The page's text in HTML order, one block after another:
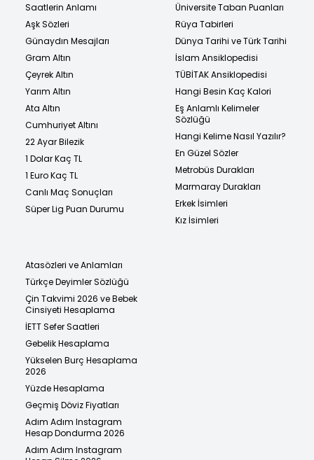
Saatlerin Anlamı
Aşk Sözleri
Günaydın Mesajları
Gram Altın
Çeyrek Altın
Yarım Altın
Ata Altın
Cumhuriyet Altını
22 Ayar Bilezik
1 Dolar Kaç TL
1 Euro Kaç TL
Canlı Maç Sonuçları
Süper Lig Puan Durumu
Üniversite Taban Puanları
Rüya Tabirleri
Dünya Tarihi ve Türk Tarihi
İslam Ansiklopedisi
TÜBİTAK Ansiklopedisi
Hangi Besin Kaç Kalori
Eş Anlamlı Kelimeler
Sözlüğü
Hangi Kelime Nasıl Yazılır?
En Güzel Sözler
Metrobüs Durakları
Marmaray Durakları
Erkek İsimleri
Kız İsimleri
Atasözleri ve Anlamları
Türkçe Deyimler Sözlüğü
Çin Takvimi 2026 ve Bebek
Cinsiyeti Hesaplama
İETT Sefer Saatleri
Gebelik Hesaplama
Yükselen Burç Hesaplama
2026
Yüzde Hesaplama
Geçmiş Döviz Fiyatları
Adım Adım Instagram
Hesap Dondurma 2026
Adım Adım Instagram